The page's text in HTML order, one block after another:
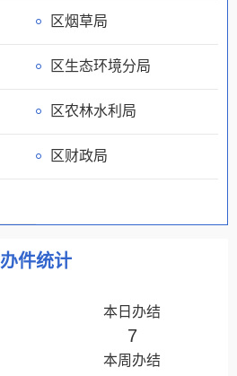
区烟草局
区生态环境分局
区农林水利局
区财政局
办件统计
本日办结
7
本周办结